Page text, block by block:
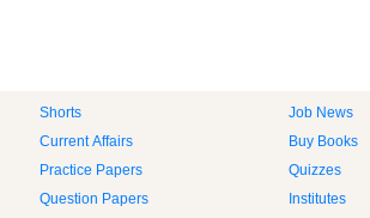
Shorts
Job News
Current Affairs
Buy Books
Practice Papers
Quizzes
Question Papers
Institutes